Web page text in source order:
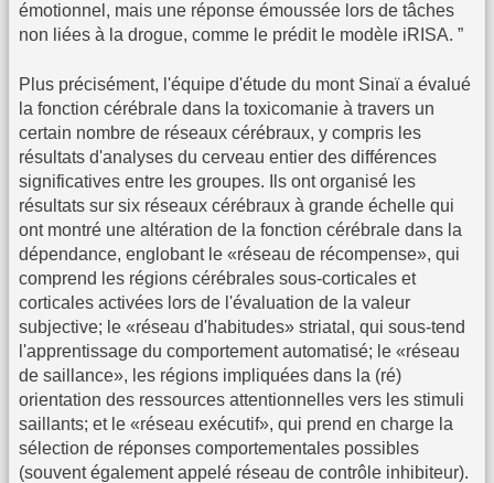
émotionnel, mais une réponse émoussée lors de tâches
non liées à la drogue, comme le prédit le modèle iRISA. ”
Plus précisément, l'équipe d'étude du mont Sinaï a évalué
la fonction cérébrale dans la toxicomanie à travers un
certain nombre de réseaux cérébraux, y compris les
résultats d'analyses du cerveau entier des différences
significatives entre les groupes. Ils ont organisé les
résultats sur six réseaux cérébraux à grande échelle qui
ont montré une altération de la fonction cérébrale dans la
dépendance, englobant le «réseau de récompense», qui
comprend les régions cérébrales sous-corticales et
corticales activées lors de l'évaluation de la valeur
subjective; le «réseau d'habitudes» striatal, qui sous-tend
l'apprentissage du comportement automatisé; le «réseau
de saillance», les régions impliquées dans la (ré)
orientation des ressources attentionnelles vers les stimuli
saillants; et le «réseau exécutif», qui prend en charge la
sélection de réponses comportementales possibles
(souvent également appelé réseau de contrôle inhibiteur).